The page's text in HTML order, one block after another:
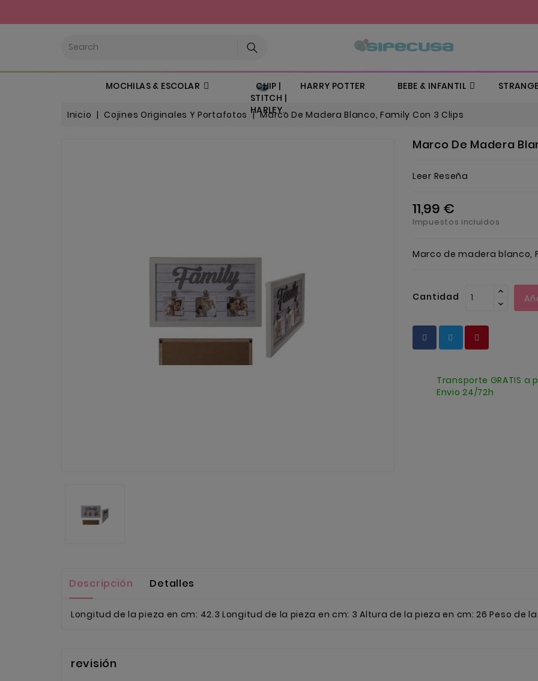
MOCHILAS & ESCOLAR
CHIP |
STITCH |
HARLEY..
HARRY POTTER BEBE & INFANTIL
Inicio Cojines Originales Y Portafotos Marco De Madera Blanco, Family Con 3 Clips
Marco De Madera
Leer Reseña
11,99 €
Impuestos incluidos
Marco de madera blanco,
Cantidad
Transporte GRATIS a
Envio 24/72h
Descripción Detalles
Longitud de la pieza en cm: 42.3 Longitud de la pieza en cm: 3 Altura de la pieza en cm: 26 Peso de la
revisión